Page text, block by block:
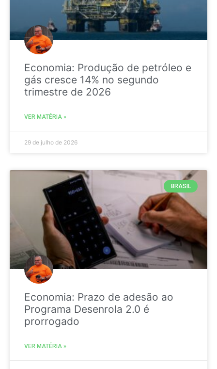
Economia: Produção de petróleo e
gás cresce 14% no segundo
trimestre de 2026
VER MATÉRIA »
29 de julho de 2026
BRASIL
Economia: Prazo de adesão ao
Programa Desenrola 2.0 é
prorrogado
VER MATÉRIA »